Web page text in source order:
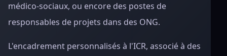
médico-sociaux, ou encore des postes de
responsables de projets dans des ONG.
L'encadrement personnalisés à l'ICR, associé à des